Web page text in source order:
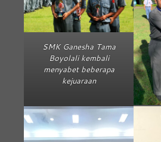
SMK Ganesha Tama
Boyolali kembali
menyabet beberapa
kejuaraan